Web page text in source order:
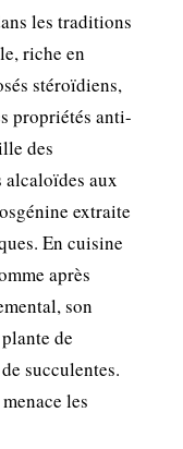
les traditions
riche en
stéroïdiens,
propriétés anti-
des
alcaloïdes aux
extraite
En cuisine
après
son
de
succulentes.
les